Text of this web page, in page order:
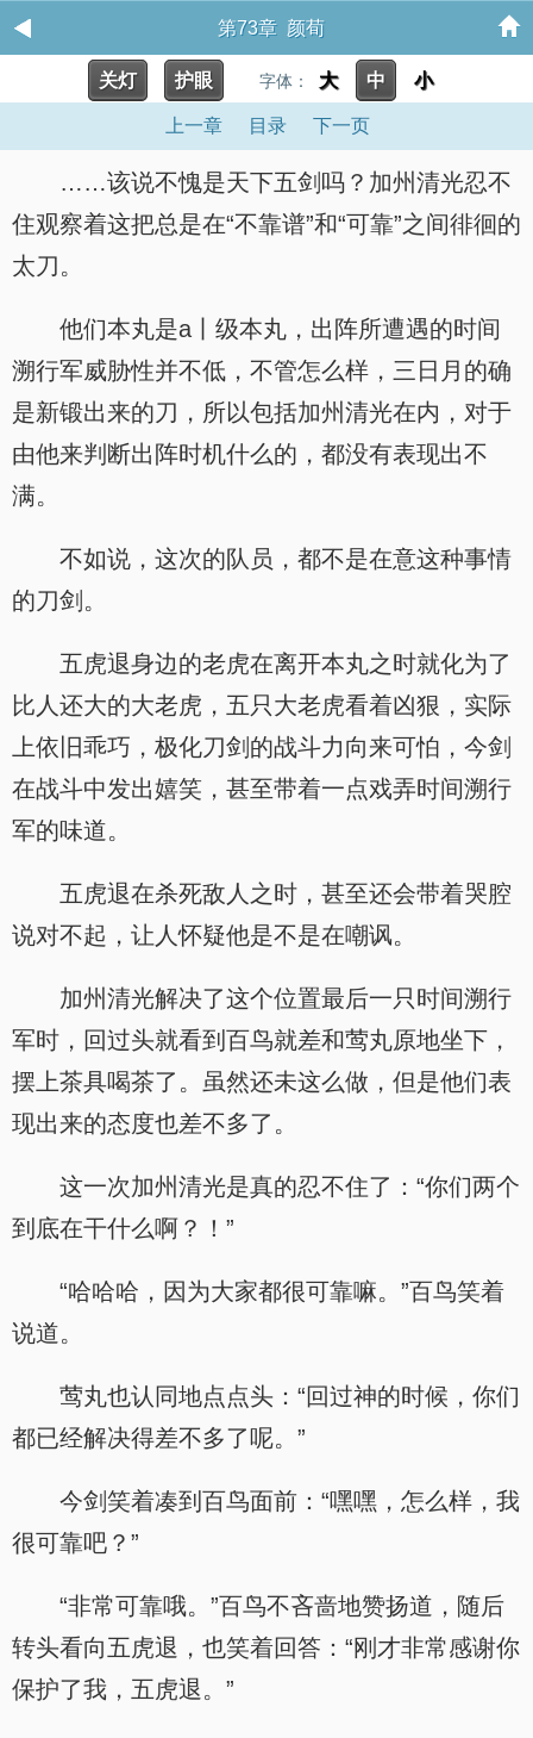
第73章 颜荀
关灯 护眼 字体： 大 中 小
上一章 目录 下一页
……该说不愧是天下五剑吗？加州清光忍不
住观察着这把总是在“不靠谱”和“可靠”之间徘徊的
太刀。
他们本丸是a丨级本丸，出阵所遭遇的时间
溯行军威胁性并不低，不管怎么样，三日月的确
是新锻出来的刀，所以包括加州清光在内，对于
由他来判断出阵时机什么的，都没有表现出不
满。
不如说，这次的队员，都不是在意这种事情
的刀剑。
五虎退身边的老虎在离开本丸之时就化为了
比人还大的大老虎，五只大老虎看着凶狠，实际
上依旧乖巧，极化刀剑的战斗力向来可怕，今剑
在战斗中发出嬉笑，甚至带着一点戏弄时间溯行
军的味道。
五虎退在杀死敌人之时，甚至还会带着哭腔
说对不起，让人怀疑他是不是在嘲讽。
加州清光解决了这个位置最后一只时间溯行
军时，回过头就看到百鸟就差和莺丸原地坐下，
摆上茶具喝茶了。虽然还未这么做，但是他们表
现出来的态度也差不多了。
这一次加州清光是真的忍不住了：“你们两个
到底在干什么啊？！”
“哈哈哈，因为大家都很可靠嘛。”百鸟笑着
说道。
莺丸也认同地点点头：“回过神的时候，你们
都已经解决得差不多了呢。”
今剑笑着凑到百鸟面前：“嘿嘿，怎么样，我
很可靠吧？”
“非常可靠哦。”百鸟不吝啬地赞扬道，随后
转头看向五虎退，也笑着回答：“刚才非常感谢你
保护了我，五虎退。”